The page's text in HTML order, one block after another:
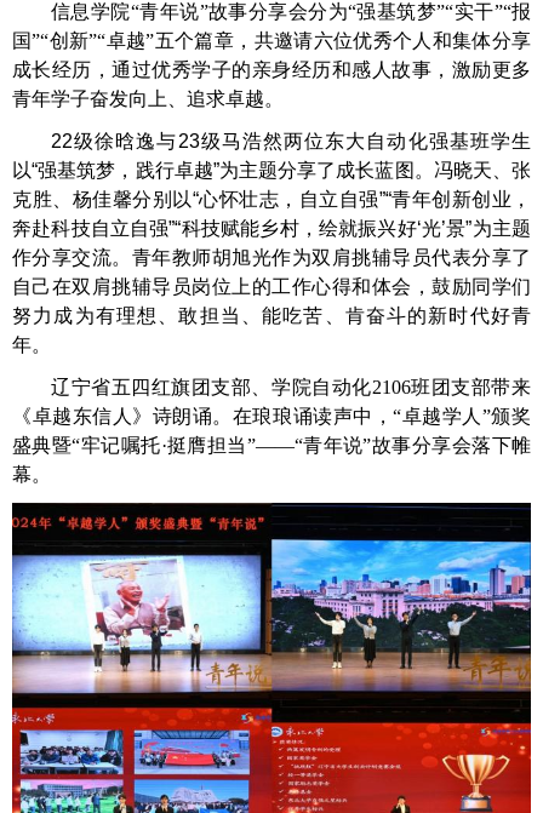
信息学院“青年说”故事分享会分为“强基筑梦”“实干”“报
国”“创新”“卓越”五个篇章，共邀请六位优秀个人和集体分享
成长经历，通过优秀学子的亲身经历和感人故事，激励更多
青年学子奋发向上、追求卓越。
22级徐晗逸与23级马浩然两位东大自动化强基班学生
以“强基筑梦，践行卓越”为主题分享了成长蓝图。冯晓天、张
克胜、杨佳馨分别以“心怀壮志，自立自强”“青年创新创业，
奔赴科技自立自强”“科技赋能乡村，绘就振兴好‘光’景”为主题
作分享交流。青年教师胡旭光作为双肩挑辅导员代表分享了
自己在双肩挑辅导员岗位上的工作心得和体会，鼓励同学们
努力成为有理想、敢担当、能吃苦、肯奋斗的新时代好青
年。
辽宁省五四红旗团支部、学院自动化2106班团支部带来
《卓越东信人》诗朗诵。在琅琅诵读声中，“卓越学人”颁奖
盛典暨“牢记嘱托·挺膺担当”——“青年说”故事分享会落下帷
幕。